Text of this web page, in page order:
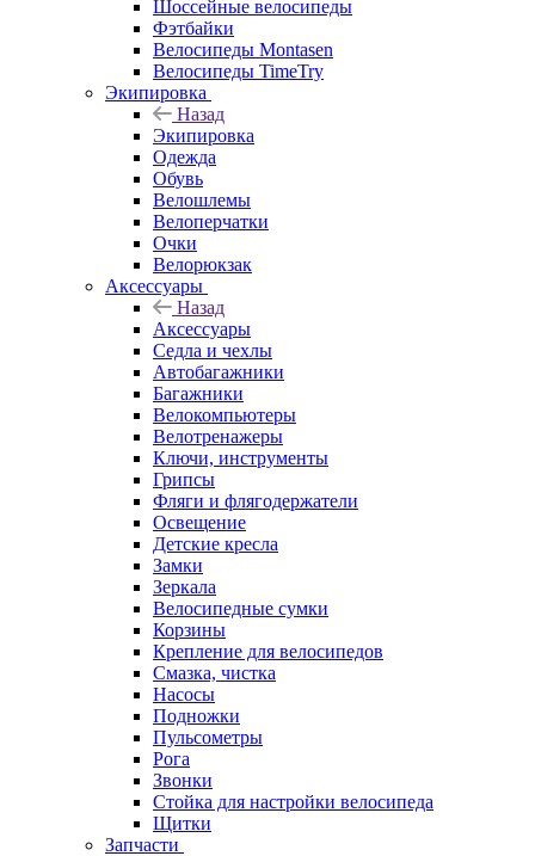
Шоссейные велосипеды
Фэтбайки
Велосипеды Montasen
Велосипеды TimeTry
Экипировка
Назад
Экипировка
Одежда
Обувь
Велошлемы
Велоперчатки
Очки
Велорюкзак
Аксессуары
Назад
Аксессуары
Седла и чехлы
Автобагажники
Багажники
Велокомпьютеры
Велотренажеры
Ключи, инструменты
Грипсы
Фляги и флягодержатели
Освещение
Детские кресла
Замки
Зеркала
Велосипедные сумки
Корзины
Крепление для велосипедов
Смазка, чистка
Насосы
Подножки
Пульсометры
Рога
Звонки
Стойка для настройки велосипеда
Щитки
Запчасти